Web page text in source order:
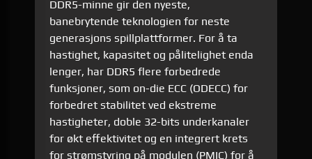
DDR5-minne gir den nyeste,
banebrytende teknologien for neste
generasjons spillplattformer. For å ta
hastighet, kapasitet og pålitelighet enda
lenger, har DDR5 flere forbedrede
funksjoner, som on-die ECC (ODECC) for
forbedret stabilitet ved ekstreme
hastigheter, doble 32-bits underkanaler
for økt effektivitet og en integrert krets
for strømstyring på modulen (PMIC) for å